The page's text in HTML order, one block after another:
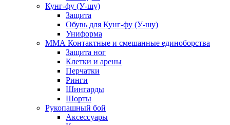
Кунг-фу (У-шу)
Защита
Обувь для Кунг-фу (У-шу)
Униформа
ММА Контактные и смешанные единоборства
Защита ног
Клетки и арены
Перчатки
Ринги
Шингарды
Шорты
Рукопашный бой
Аксессуары